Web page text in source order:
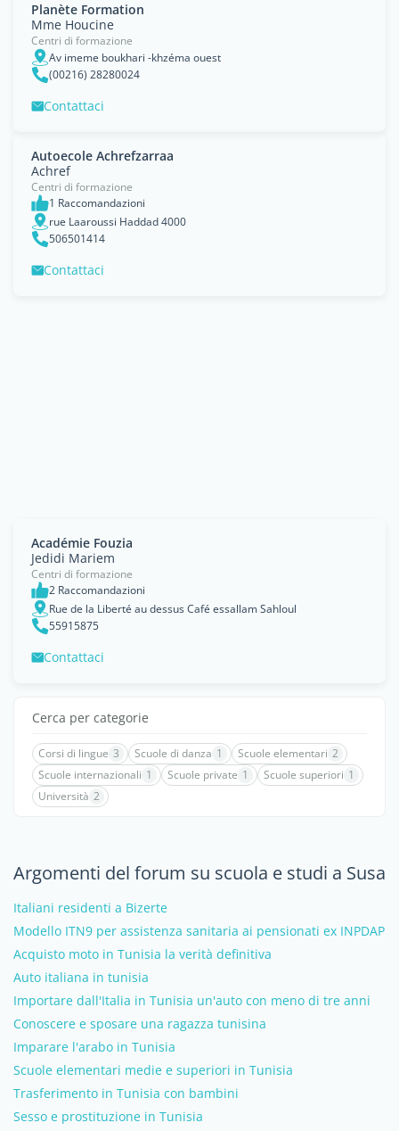
Planète Formation
Mme Houcine
Centri di formazione
Av imeme boukhari -khzéma ouest
(00216) 28280024
Contattaci
Autoecole Achrefzarraa
Achref
Centri di formazione
1 Raccomandazioni
rue Laaroussi Haddad 4000
506501414
Contattaci
Académie Fouzia
Jedidi Mariem
Centri di formazione
2 Raccomandazioni
Rue de la Liberté au dessus Café essallam Sahloul
55915875
Contattaci
Cerca per categorie
Corsi di lingue 3 Scuole di danza 1 Scuole elementari 2
Scuole internazionali 1 Scuole private 1 Scuole superiori 1
Università 2
Argomenti del forum su scuola e studi a Susa
Italiani residenti a Bizerte
Modello ITN9 per assistenza sanitaria ai pensionati ex INPDAP
Acquisto moto in Tunisia la verità definitiva
Auto italiana in tunisia
Importare dall'Italia in Tunisia un'auto con meno di tre anni
Conoscere e sposare una ragazza tunisina
Imparare l'arabo in Tunisia
Scuole elementari medie e superiori in Tunisia
Trasferimento in Tunisia con bambini
Sesso e prostituzione in Tunisia